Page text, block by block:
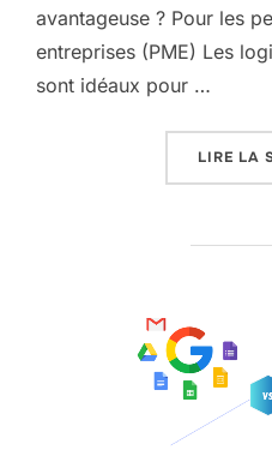
avantageuse ? Pour les
entreprises (PME) Les
sont idéaux pour …
LIRE LA